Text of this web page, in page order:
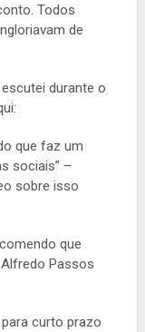
Todos
de
durante o
que faz um
sociais” –
sobre isso
que
Alfredo Passos
curto prazo